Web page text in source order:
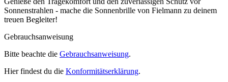
Sonnenstrahlen - mache die Sonnenbrille von Fielmann zu deinem
treuen Begleiter!
Gebrauchsanweisung
Bitte beachte die Gebrauchsanweisung.
Hier findest du die Konformitätserklärung.